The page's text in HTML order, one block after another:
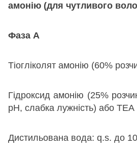
амонію (для чутливого
Фаза A
Тіогліколят амонію (60%
Гідроксид амонію (25%
рН, слабка лужність) або ТЕА
Дистильована вода: q.s. до